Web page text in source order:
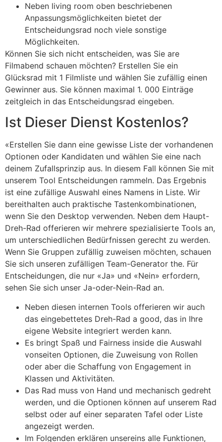
Neben living room oben beschriebenen
Anpassungsmöglichkeiten bietet der
Entscheidungsrad noch viele sonstige
Möglichkeiten.
Können Sie sich nicht entscheiden, was Sie are
Filmabend schauen möchten? Erstellen Sie ein
Glücksrad mit 1 Filmliste und wählen Sie zufällig einen
Gewinner aus. Sie können maximal 1. 000 Einträge
zeitgleich in das Entscheidungsrad eingeben.
Ist Dieser Dienst Kostenlos?
«Erstellen Sie dann eine gewisse Liste der vorhandenen
Optionen oder Kandidaten und wählen Sie eine nach
deinem Zufallsprinzip aus. In diesem Fall können Sie mit
unserem Tool Entscheidungen rammeln. Das Ergebnis
ist eine zufällige Auswahl eines Namens in Liste. Wir
bereithalten auch praktische Tastenkombinationen,
wenn Sie den Desktop verwenden. Neben dem Haupt-
Dreh-Rad offerieren wir mehrere spezialisierte Tools an,
um unterschiedlichen Bedürfnissen gerecht zu werden.
Wenn Sie Gruppen zufällig zuweisen möchten, schauen
Sie sich unseren zufälligen Team-Generator the. Für
Entscheidungen, die nur «Ja» und «Nein» erfordern,
sehen Sie sich unser Ja-oder-Nein-Rad an.
Neben diesen internen Tools offerieren wir auch
das eingebettetes Dreh-Rad a good, das in Ihre
eigene Website integriert werden kann.
Es bringt Spaß und Fairness inside die Auswahl
vonseiten Optionen, die Zuweisung von Rollen
oder aber die Schaffung von Engagement in
Klassen und Aktivitäten.
Das Rad muss von Hand und mechanisch gedreht
werden, und die Optionen können auf unserem Rad
selbst oder auf einer separaten Tafel oder Liste
angezeigt werden.
Im Folgenden erklären unsereins alle Funktionen,